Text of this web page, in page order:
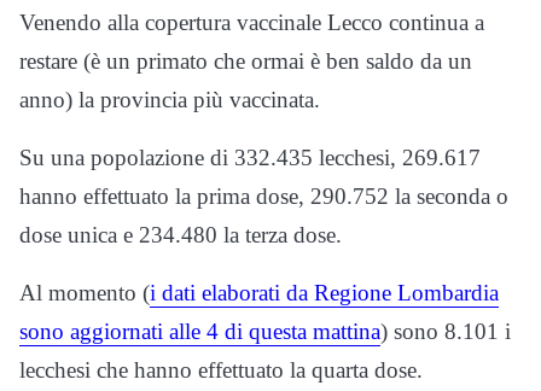
Venendo alla copertura vaccinale Lecco continua a
restare (è un primato che ormai è ben saldo da un
anno) la provincia più vaccinata.
Su una popolazione di 332.435 lecchesi, 269.617
hanno effettuato la prima dose, 290.752 la seconda o
dose unica e 234.480 la terza dose.
Al momento (i dati elaborati da Regione Lombardia
sono aggiornati alle 4 di questa mattina) sono 8.101 i
lecchesi che hanno effettuato la quarta dose.